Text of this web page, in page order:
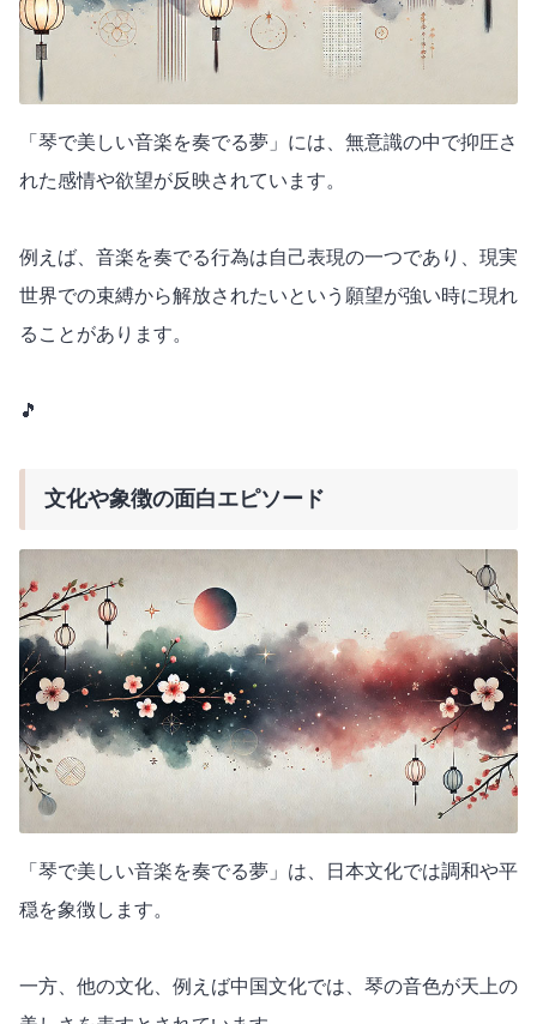
「琴で美しい音楽を奏でる夢」には、無意識の中で抑圧さ
れた感情や欲望が反映されています。
例えば、音楽を奏でる行為は自己表現の一つであり、現実
世界での束縛から解放されたいという願望が強い時に現れ
ることがあります。
🎵
文化や象徴の面白エピソード
「琴で美しい音楽を奏でる夢」は、日本文化では調和や平
穏を象徴します。
一方、他の文化、例えば中国文化では、琴の音色が天上の